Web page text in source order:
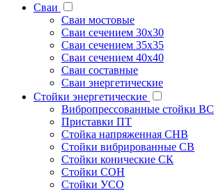
Сваи
Сваи мостовые
Сваи сечением 30х30
Сваи сечением 35х35
Сваи сечением 40х40
Сваи составные
Сваи энергетические
Стойки энергетические
Вибропрессованные стойки ВС
Приставки ПТ
Стойка напряженная СНВ
Стойки вибрированные СВ
Стойки конические СК
Стойки СОН
Стойки УСО